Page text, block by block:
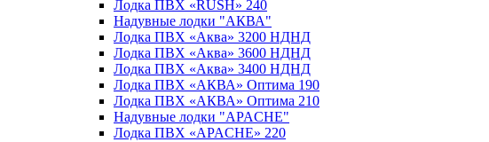
Лодка ПВХ «RUSH» 240
Надувные лодки "АКВА"
Лодка ПВХ «Аква» 3200 НДНД
Лодка ПВХ «Аква» 3600 НДНД
Лодка ПВХ «Аква» 3400 НДНД
Лодка ПВХ «АКВА» Оптима 190
Лодка ПВХ «АКВА» Оптима 210
Надувные лодки "APACHE"
Лодка ПВХ «APACHE» 220